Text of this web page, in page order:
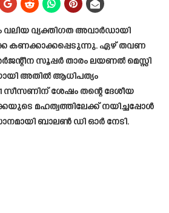
വ്യക്തിഗത അവാർഡായി
കണക്കാക്കപ്പെടുന്നു. ഏഴ് തവണ
സൂപ്പർ താരം ലയണൽ മെസ്സി
അതിൽ ആധിപത്യം
സീസണിന് ശേഷം തന്റെ ദേശീയ
മഹത്വത്തിലേക്ക് നയിച്ചപ്പോൾ
ബാലൺ ഡി ഓർ നേടി.